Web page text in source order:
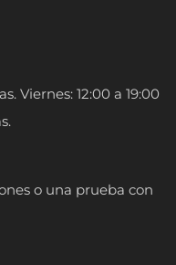
Viernes: 12:00 a 19:00
o una prueba con